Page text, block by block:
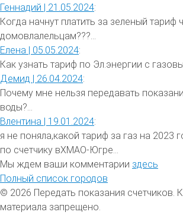
Геннадий | 21.05.2024:
Когда начнут платить за зеленый тариф
домовлалельцам???...
Елена | 05.05.2024:
Как узнать тариф по Эл.энергии с
Демид | 26.04.2024:
Почему мне нельзя передавать
воды?...
Влентина | 19.01.2024:
я не поняла,какой тариф за газ на 2023
по счетчику вХМАО-Югре...
Мы ждем ваши комментарии здесь
Полный список городов
© 2026 Передать показания счетчиков.
материала запрещено.